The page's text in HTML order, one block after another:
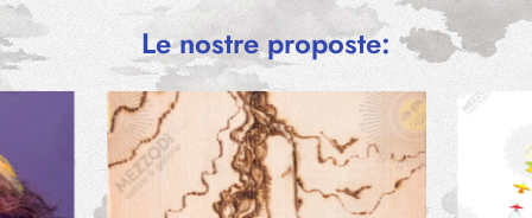
Le nostre proposte:
Francesco
Calzi
–
€